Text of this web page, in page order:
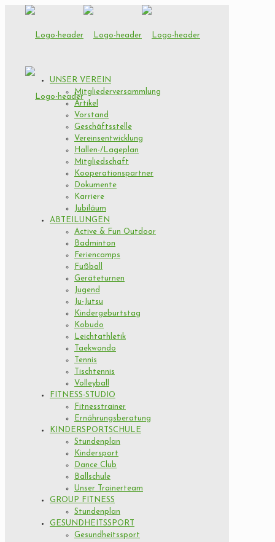
UNSER VEREIN
Mitgliederversammlung
Artikel
Vorstand
Geschäftsstelle
Vereinsentwicklung
Hallen-/Lageplan
Mitgliedschaft
Kooperationspartner
Dokumente
Karriere
Jubiläum
ABTEILUNGEN
Active & Fun Outdoor
Badminton
Feriencamps
Fußball
Geräteturnen
Jugend
Ju-Jutsu
Kindergeburtstag
Kobudo
Leichtathletik
Taekwondo
Tennis
Tischtennis
Volleyball
FITNESS-STUDIO
Fitnesstrainer
Ernährungsberatung
KINDERSPORTSCHULE
Stundenplan
Kindersport
Dance Club
Ballschule
Unser Trainerteam
GROUP FITNESS
Stundenplan
GESUNDHEITSSPORT
Gesundheitssport